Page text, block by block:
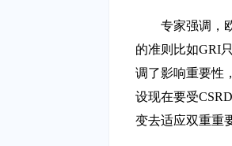
专家强调，
的准则比如GRI
调了影响重要性
设现在要受
变去适应双重重